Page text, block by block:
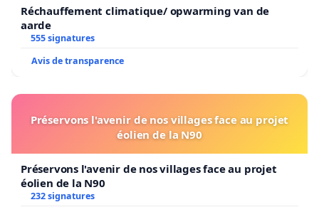
Réchauffement climatique/ opwarming van de
aarde
555 signatures
Avis de transparence
Préservons l'avenir de nos villages face au projet
éolien de la N90
Préservons l'avenir de nos villages face au projet
éolien de la N90
232 signatures